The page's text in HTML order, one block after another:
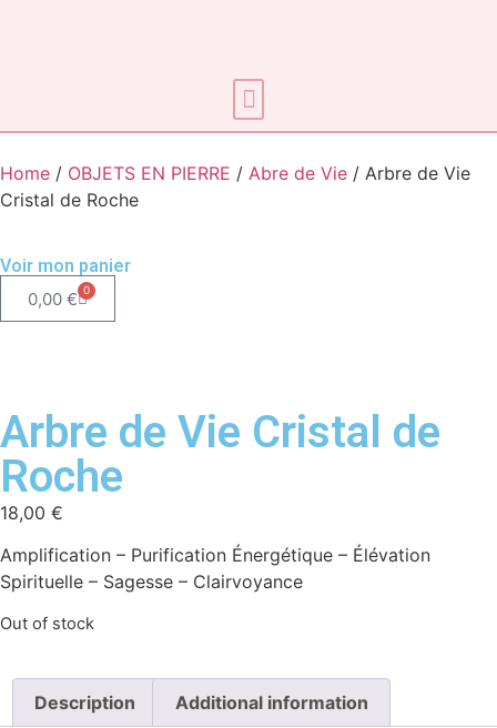
Home / OBJETS EN PIERRE / Abre de Vie / Arbre de Vie
Cristal de Roche
Voir mon panier
0,00 € 0
Arbre de Vie Cristal de
Roche
18,00 €
Amplification – Purification Énergétique – Élévation
Spirituelle – Sagesse – Clairvoyance
Out of stock
Description Additional information